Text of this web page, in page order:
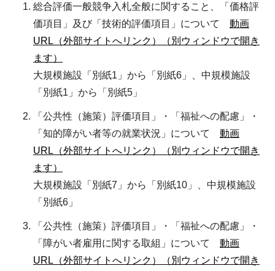
総合評価一般競争入札全般に関すること、「価格評
価項目」及び「技術的評価項目」について 動画
URL（外部サイトへリンク）（別ウィンドウで開き
ます）
大規模施設「別紙1」から「別紙6」、中規模施設
「別紙1」から「別紙5」
「公共性（施策）評価項目」・「福祉への配慮」・
「知的障がい者等の就業状況」について 動画
URL（外部サイトへリンク）（別ウィンドウで開き
ます）
大規模施設「別紙7」から「別紙10」、中規模施設
「別紙6」
「公共性（施策）評価項目」・「福祉への配慮」・
「障がい者雇用に関する取組」について 動画
URL（外部サイトへリンク）（別ウィンドウで開き